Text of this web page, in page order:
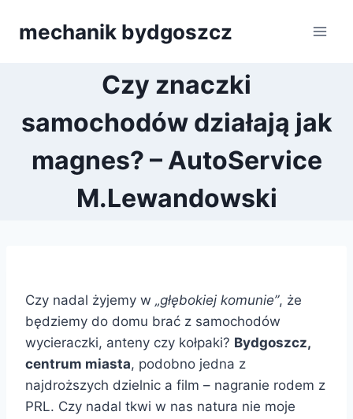
mechanik bydgoszcz
Czy znaczki
samochodów działają jak
magnes? – AutoService
M.Lewandowski
Czy nadal żyjemy w „głębokiej komunie”, że
będziemy do domu brać z samochodów
wycieraczki, anteny czy kołpaki? Bydgoszcz,
centrum miasta, podobno jedna z
najdroższych dzielnic a film – nagranie rodem z
PRL. Czy nadal tkwi w nas natura nie moje